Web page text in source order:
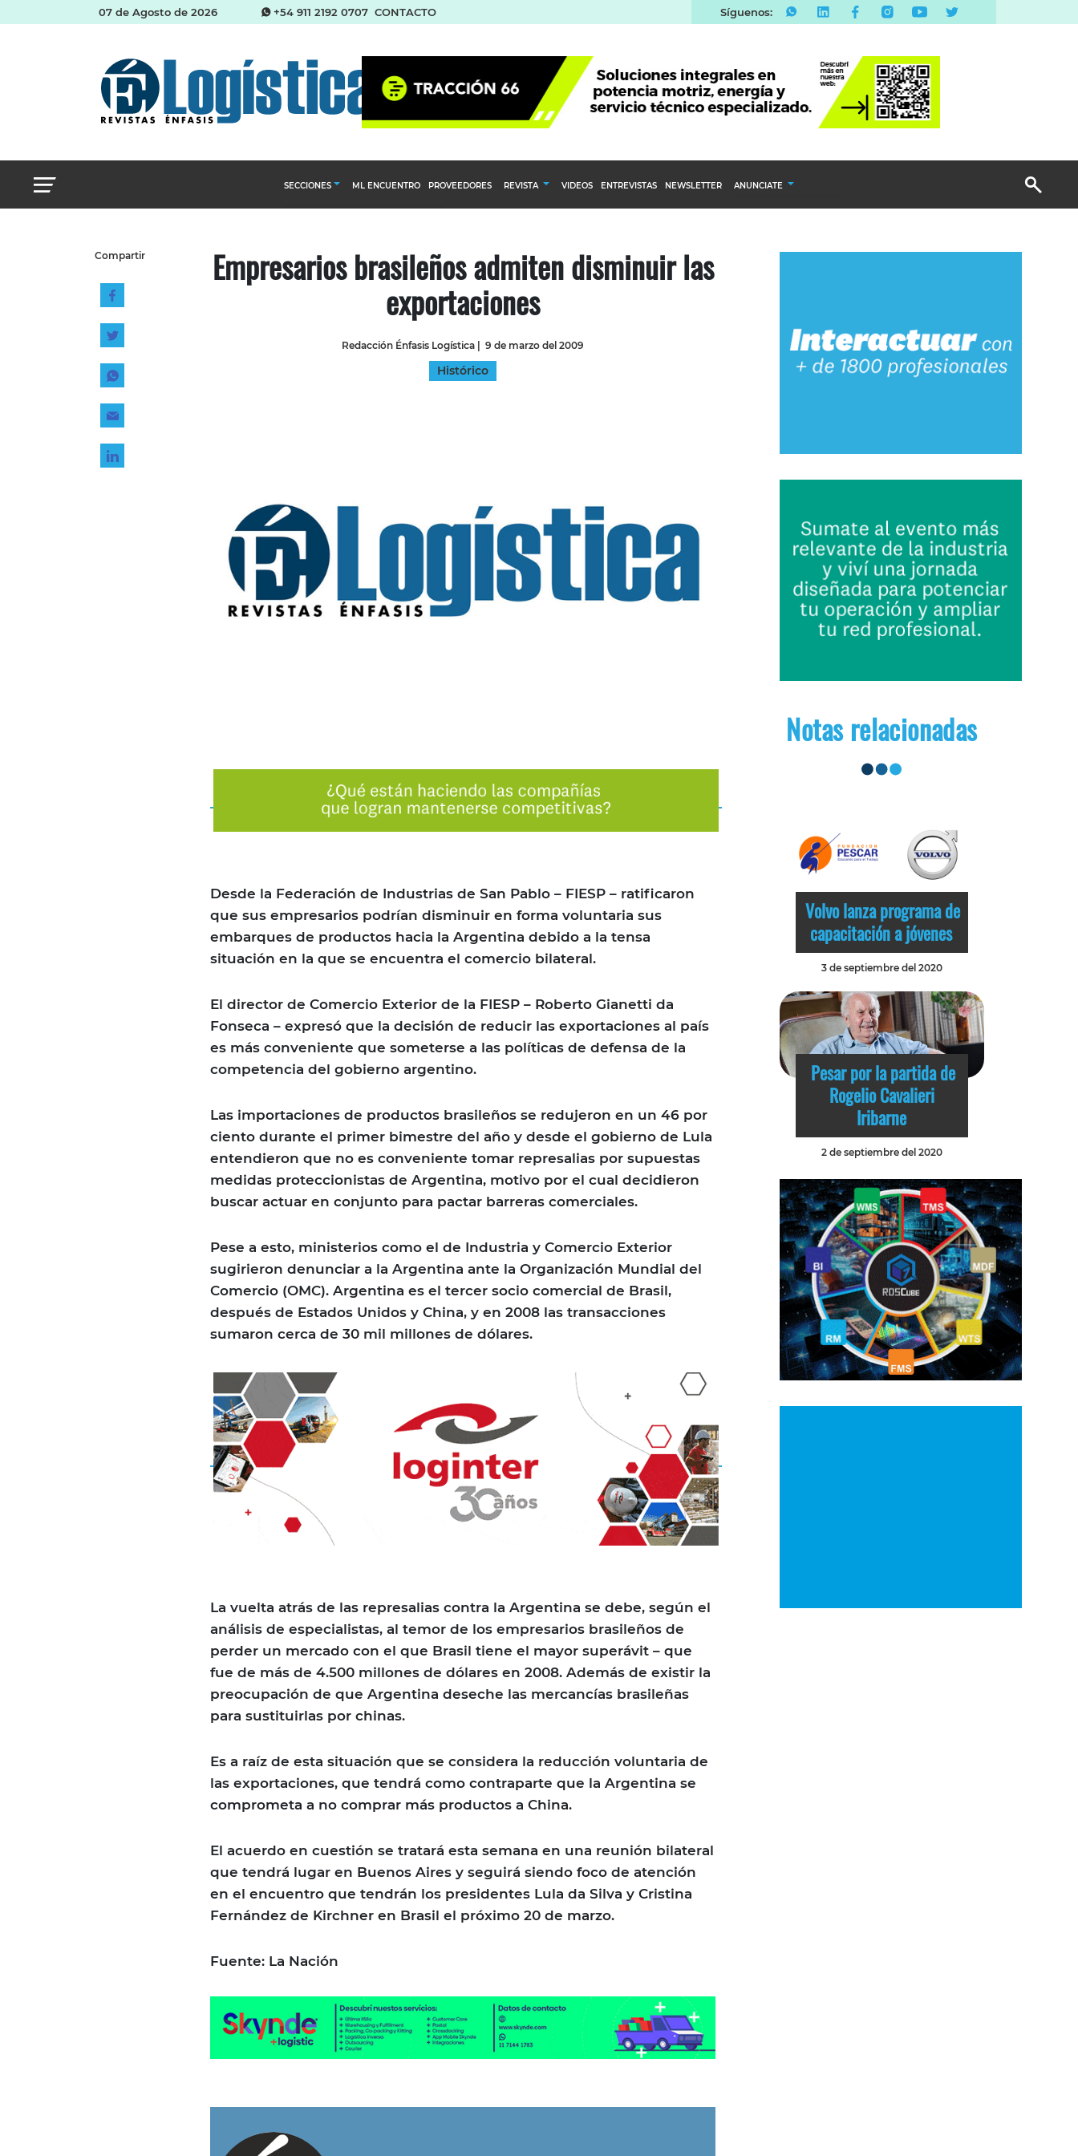
07 de Agosto de 2026 +54 911 2192 0707 CONTACTO Síguenos:
SECCIONES
Almacenes e inventarios
Logística y distribución
Management
ML ENCUENTRO PROVEEDORES REVISTA VIDEOS ENTREVISTAS NEWSLETTER ANUNCIATE
Email Marketing
Compartir Empresarios brasileños admiten disminuir las
exportaciones
Redacción Énfasis Logística 9 de marzo del 2009
Histórico
Desde la Federación de Industrias de San Pablo – FIESP – ratificaron
que sus empresarios podrían disminuir en forma voluntaria sus
embarques de productos hacia la Argentina debido a la tensa
situación en la que se encuentra el comercio bilateral.
El director de Comercio Exterior de la FIESP – Roberto Gianetti da
Fonseca – expresó que la decisión de reducir las exportaciones al país
es más conveniente que someterse a las políticas de defensa de la
competencia del gobierno argentino.
Las importaciones de productos brasileños se redujeron en un 46 por
ciento durante el primer bimestre del año y desde el gobierno de Lula
entendieron que no es conveniente tomar represalias por supuestas
medidas proteccionistas de Argentina, motivo por el cual decidieron
buscar actuar en conjunto para pactar barreras comerciales.
Pese a esto, ministerios como el de Industria y Comercio Exterior
sugirieron denunciar a la Argentina ante la Organización Mundial del
Comercio (OMC). Argentina es el tercer socio comercial de Brasil,
después de Estados Unidos y China, y en 2008 las transacciones
sumaron cerca de 30 mil millones de dólares.
La vuelta atrás de las represalias contra la Argentina se debe, según el
análisis de especialistas, al temor de los empresarios brasileños de
perder un mercado con el que Brasil tiene el mayor superávit – que
fue de más de 4.500 millones de dólares en 2008. Además de existir la
preocupación de que Argentina deseche las mercancías brasileñas
para sustituirlas por chinas.
Es a raíz de esta situación que se considera la reducción voluntaria de
las exportaciones, que tendrá como contraparte que la Argentina se
comprometa a no comprar más productos a China.
El acuerdo en cuestión se tratará esta semana en una reunión bilateral
que tendrá lugar en Buenos Aires y seguirá siendo foco de atención
en el encuentro que tendrán los presidentes Lula da Silva y Cristina
Fernández de Kirchner en Brasil el próximo 20 de marzo.
Fuente: La Nación
Notas relacionadas
Volvo lanza programa de
capacitación a jóvenes
3 de septiembre del 2020
Pesar por la partida de
Rogelio Cavalieri
Iribarne
2 de septiembre del 2020